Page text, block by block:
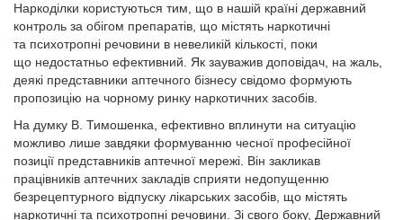
Наркоділки користуються тим, що в нашій країні державний
контроль за обігом препаратів, що містять наркотичні
та психотропні речовини в невеликій кількості, поки
що недостатньо ефективний. Як зауважив доповідач, на жаль,
деякі представники аптечного бізнесу свідомо формують
пропозицію на чорному ринку наркотичних засобів.
На думку В. Тимошенка, ефективно вплинути на ситуацію
можливо лише завдяки формуванню чесної професійної
позиції представників аптечної мережі. Він закликав
працівників аптечних закладів сприяти недопущенню
безрецептурного відпуску лікарських засобів, що містять
наркотичні та психотропні речовини. Зі свого боку, Державний